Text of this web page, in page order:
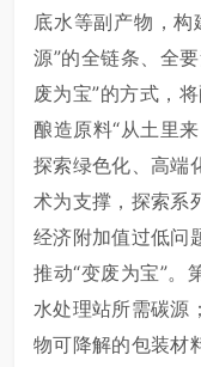
底水等副产物，构
源”的全链条、全
废为宝”的方式，
酿造原料“从土里
探索绿色化、高端
术为支撑，探索系
经济附加值过低问
推动“变废为宝”。
水处理站所需碳源
物可降解的包装材